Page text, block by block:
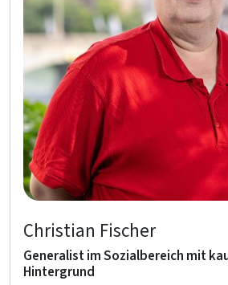
Christian Fischer
Generalist im Sozialbereich mit
Hintergrund